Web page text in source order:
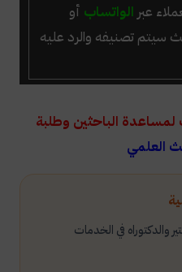
والدكتوراه في الخدمات
عبر الواتساب أو
سيتم تصنيفه والرد عليه
لمساعدة الباحثين وطلبة
العلمي